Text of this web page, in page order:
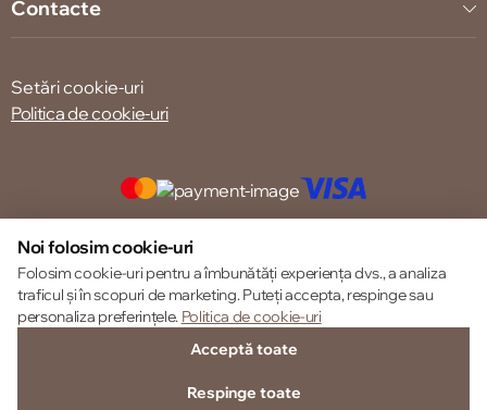
Contacte
Setări cookie-uri
Politica de cookie-uri
© 2013 – 2026 ECOM
Noi folosim cookie-uri
Folosim cookie-uri pentru a îmbunătăți experiența dvs., a analiza
traficul și în scopuri de marketing. Puteți accepta, respinge sau
personaliza preferințele. Politica de cookie-uri
Acceptă toate
Respinge toate